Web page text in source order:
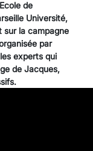
de
Université,
sur la campagne
par
experts qui
de Jacques,